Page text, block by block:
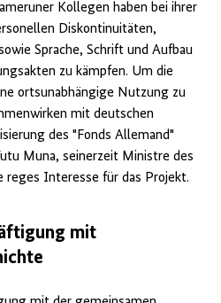
Kollegen haben bei ihrer
Diskontinuitäten,
Sprache, Schrift und Aufbau
zu kämpfen. Um die
ortsunabhängige Nutzung zu
mit deutschen
des "Fonds Allemand"
Muna, seinerzeit Ministre des
Interesse für das Projekt.
mit